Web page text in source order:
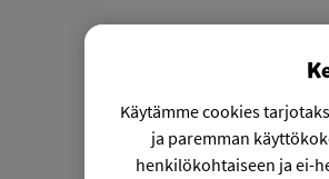
Käytämme cookies
ja paremman
henkilökohtaiseen ja ei-